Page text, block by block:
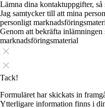
Lämna dina kontaktuppgifter,
Jag samtycker till att mina
personligt
Genom att bekräfta
marknadsföringsmaterial
Tack!
Formuläret har skickats in
Ytterligare information finns i